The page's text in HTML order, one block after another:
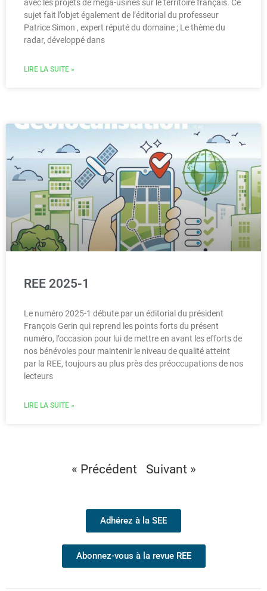
avec les projets de méga-usines sur le territoire français. Ce
sujet fait l’objet également de l’éditorial du professeur
Patrice Simon , expert réputé du domaine ; Le thème du
radar, développé dans
LIRE LA SUITE »
REE 2025-1
Le numéro 2025-1 débute par un éditorial du président
François Gerin qui reprend les points forts du présent
numéro, l’occasion pour lui de mettre en avant les efforts de
nos bénévoles pour maintenir le niveau de qualité atteint
par la REE, toujours au plus près des préoccupations de nos
lecteurs
LIRE LA SUITE »
« Précédent Suivant »
Adhérez à la SEE
Abonnez-vous à la revue REE